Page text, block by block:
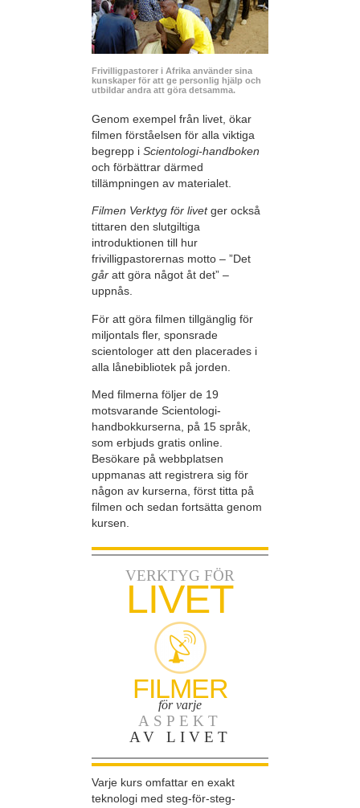
Frivilligpastorer i Afrika använder sina
kunskaper för att ge personlig hjälp och
utbildar andra att göra detsamma.
Genom exempel från livet, ökar
filmen förståelsen för alla viktiga
begrepp i Scientologi-handboken
och förbättrar därmed
tillämpningen av materialet.
Filmen Verktyg för livetger också
tittaren den slutgiltiga
introduktionen till hur
frivilligpastorernas motto – ”Det
går att göra något åt det” –
uppnås.
För att göra filmen tillgänglig för
miljontals fler, sponsrade
scientologer att den placerades i
alla lånebibliotek på jorden.
Med filmerna följer de 19
motsvarande Scientologi-
handbokkurserna, på 15 språk,
som erbjuds gratis online.
Besökare på webbplatsen
uppmanas att registrera sig för
någon av kurserna, först titta på
filmen och sedan fortsätta genom
kursen.
VERKTYG FÖR
LIVET
FILMER
för varje
ASPEKT
AV LIVET
Varje kurs omfattar en exakt
teknologi med steg-för-steg-